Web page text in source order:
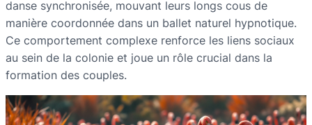
danse synchronisée, mouvant leurs longs cous de
manière coordonnée dans un ballet naturel hypnotique.
Ce comportement complexe renforce les liens sociaux
au sein de la colonie et joue un rôle crucial dans la
formation des couples.